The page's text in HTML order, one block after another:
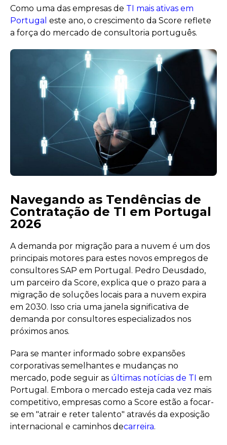
Como uma das empresas de TI mais ativas em
Portugal este ano, o crescimento da Score reflete
a força do mercado de consultoria português.
Navegando as Tendências de
Contratação de TI em Portugal
2026
A demanda por migração para a nuvem é um dos
principais motores para estes novos empregos de
consultores SAP em Portugal. Pedro Deusdado,
um parceiro da Score, explica que o prazo para a
migração de soluções locais para a nuvem expira
em 2030. Isso cria uma janela significativa de
demanda por consultores especializados nos
próximos anos.
Para se manter informado sobre expansões
corporativas semelhantes e mudanças no
mercado, pode seguir as últimas notícias de TI em
Portugal. Embora o mercado esteja cada vez mais
competitivo, empresas como a Score estão a focar-
se em "atrair e reter talento" através da exposição
internacional e caminhos decarreira.